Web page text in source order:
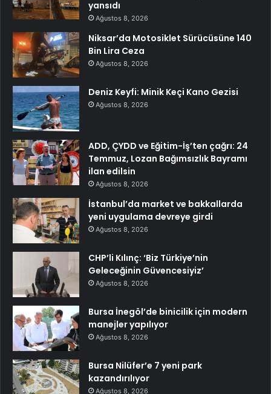
yansıdı
Ağustos 8, 2026
Niksar’da Motosiklet Sürücüsüne 140
Bin Lira Ceza
Ağustos 8, 2026
Deniz Keyfi: Minik Keçi Kano Gezisi
Ağustos 8, 2026
ADD, ÇYDD ve Eğitim-İş’ten çağrı: 24
Temmuz, Lozan Bağımsızlık Bayramı
ilan edilsin
Ağustos 8, 2026
İstanbul’da market ve bakkallarda
yeni uygulama devreye girdi
Ağustos 8, 2026
CHP’li Kılınç: ‘Biz Türkiye’nin
Geleceğinin Güvencesiyiz’
Ağustos 8, 2026
Bursa İnegöl’de binicilik için modern
manejler yapılıyor
Ağustos 8, 2026
Bursa Nilüfer’e 7 yeni park
kazandırılıyor
Ağustos 8, 2026